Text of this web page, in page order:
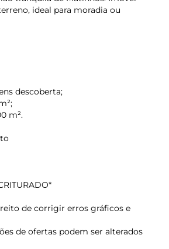
ideal para moradia ou
descoberta;
m².
de corrigir erros gráficos e
de ofertas podem ser alterados